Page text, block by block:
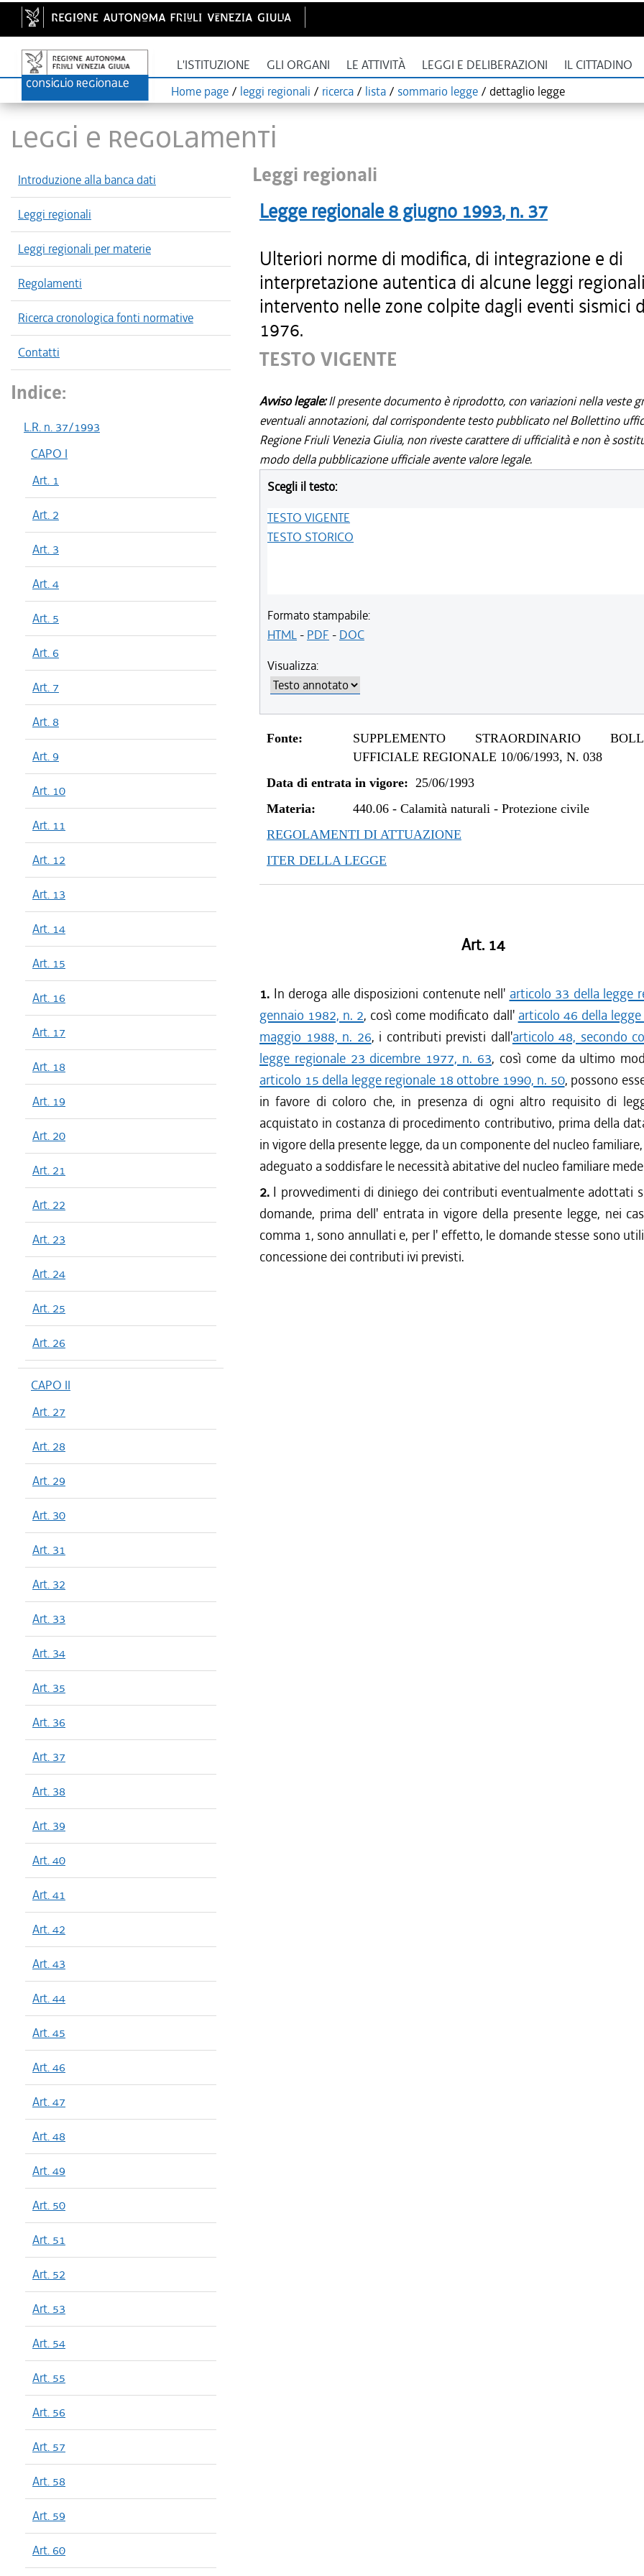
L'ISTITUZIONE GLI ORGANI LE ATTIVITÀ LEGGI E DELIBERAZIONI IL CITTADINO
Home page / leggi regionali / ricerca / lista / sommario legge / dettaglio legge
LEGGI E REGOLAMENTI
Introduzione alla banca dati
Leggi regionali
Leggi regionali per materie
Regolamenti
Ricerca cronologica fonti normative
Contatti
Indice:
L.R. n. 37/1993
CAPO I
Art. 1
Art. 2
Art. 3
Art. 4
Art. 5
Art. 6
Art. 7
Art. 8
Art. 9
Art. 10
Art. 11
Art. 12
Art. 13
Art. 14
Art. 15
Art. 16
Art. 17
Art. 18
Art. 19
Art. 20
Art. 21
Art. 22
Art. 23
Art. 24
Art. 25
Art. 26
CAPO II
Art. 27
Art. 28
Art. 29
Art. 30
Art. 31
Art. 32
Art. 33
Art. 34
Art. 35
Art. 36
Art. 37
Art. 38
Art. 39
Art. 40
Art. 41
Art. 42
Art. 43
Art. 44
Art. 45
Art. 46
Art. 47
Art. 48
Art. 49
Art. 50
Art. 51
Art. 52
Art. 53
Art. 54
Art. 55
Art. 56
Art. 57
Art. 58
Art. 59
Art. 60
Leggi regionali
Legge regionale 8 giugno 1993, n. 37
Ulteriori norme di modifica, di integrazione e di
interpretazione autentica di alcune leggi
intervento nelle zone colpite dagli eventi sismici
1976.
TESTO VIGENTE
Avviso legale:Il presente documento è riprodotto, con variazioni nella veste
eventuali annotazioni, dal corrispondente testo pubblicato nel Bollettino
Regione Friuli Venezia Giulia, non riveste carattere di ufficialità e non è
modo della pubblicazione ufficiale avente valore legale.
Scegli il testo:
TESTO VIGENTE
TESTO STORICO
Formato stampabile:
HTML- PDF - DOC
Visualizza:
Fonte:
SUPPLEMENTO STRAORDINARIO
UFFICIALE REGIONALE 10/06/1993, N. 038
Data di entrata in vigore: 25/06/1993
Materia:
440.06 -Calamità naturali - Protezione civile
REGOLAMENTI DI ATTUAZIONE
ITER DELLA LEGGE
Art. 14
1. In deroga alle disposizioni contenute nell' articolo 33 della legge
gennaio 1982, n. 2, così come modificato dall' articolo 46 della
maggio 1988, n. 26, i contributi previsti dall'articolo 48, secondo
legge regionale 23 dicembre 1977, n. 63, così come da ultimo
articolo 15 della legge regionale 18 ottobre 1990, n. 50, possono
in favore di coloro che, in presenza di ogni altro requisito di
acquistato in costanza di procedimento contributivo, prima della
in vigore della presente legge, da un componente del nucleo
adeguato a soddisfare le necessità abitative del nucleo familiare
2. I provvedimenti di diniego dei contributi eventualmente adottati
domande, prima dell' entrata in vigore della presente legge, nei
comma 1, sono annullati e, per l' effetto, le domande stesse sono
concessione dei contributi ivi previsti.